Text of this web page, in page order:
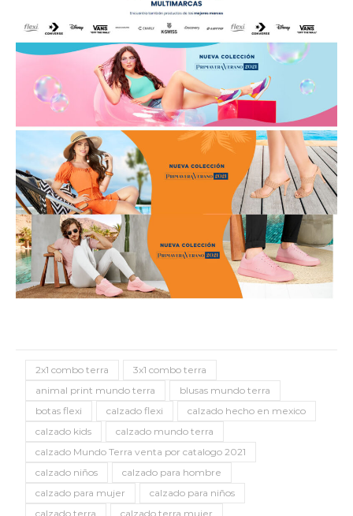
2x1 combo terra
3x1 combo terra
animal print mundo terra
blusas mundo terra
botas flexi
calzado flexi
calzado hecho en mexico
calzado kids
calzado mundo terra
calzado Mundo Terra venta por catalogo 2021
calzado niños
calzado para hombre
calzado para mujer
calzado para niños
calzado terra
calzado terra mujer